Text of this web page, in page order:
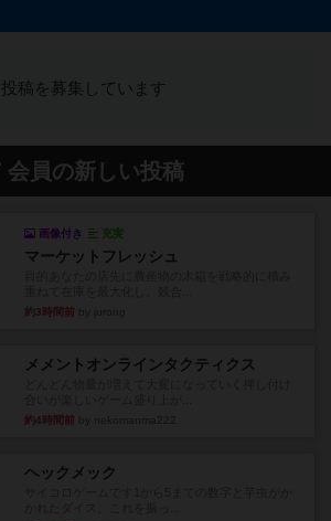
投稿を募集しています
会員の新しい投稿
画像付き 充実
マーケットフレッシュ
約3時間前
メメントオンラインタクティクス
約4時間前
ヘックメック